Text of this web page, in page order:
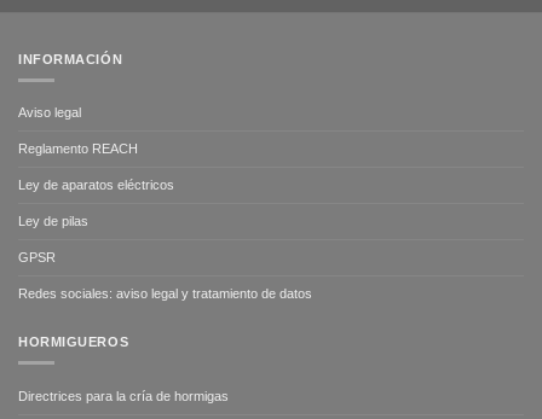
INFORMACIÓN
Aviso legal
Reglamento REACH
Ley de aparatos eléctricos
Ley de pilas
GPSR
Redes sociales: aviso legal y tratamiento de datos
HORMIGUEROS
Directrices para la cría de hormigas